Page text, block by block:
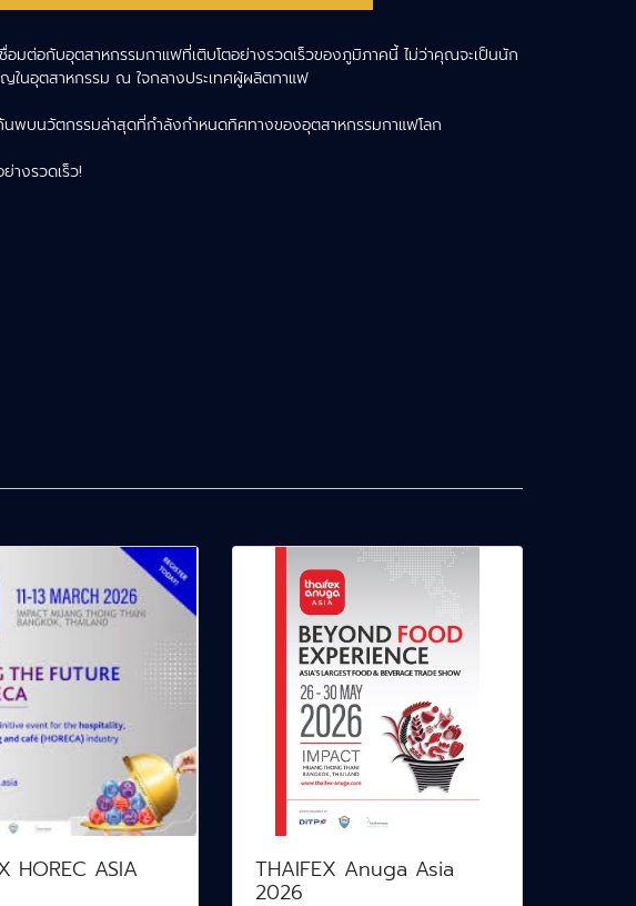
ต่อกับอุตสาหกรรมกาแฟที่เติบโตอย่างรวดเร็วของภูมิภาคนี้ ไม่ว่าคุณจะเป็นนัก
ในอุตสาหกรรม ณ ใจกลางประเทศผู้ผลิตกาแฟ
บนวัตกรรมล่าสุดที่กำลังกำหนดทิศทางของอุตสาหกรรมกาแฟโลก
างรวดเร็ว!
HOREC ASIA THAIFEX Anuga Asia
2026